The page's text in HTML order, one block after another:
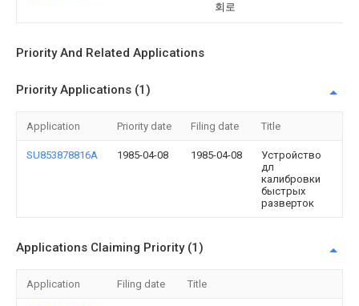
회로
Priority And Related Applications
Priority Applications (1)
Application Priority date Filing date Title
SU853878816A 1985-04-08 1985-04-08
Устройство
дл
калибровки
быстрых
разверток
Applications Claiming Priority (1)
Application Filing date Title